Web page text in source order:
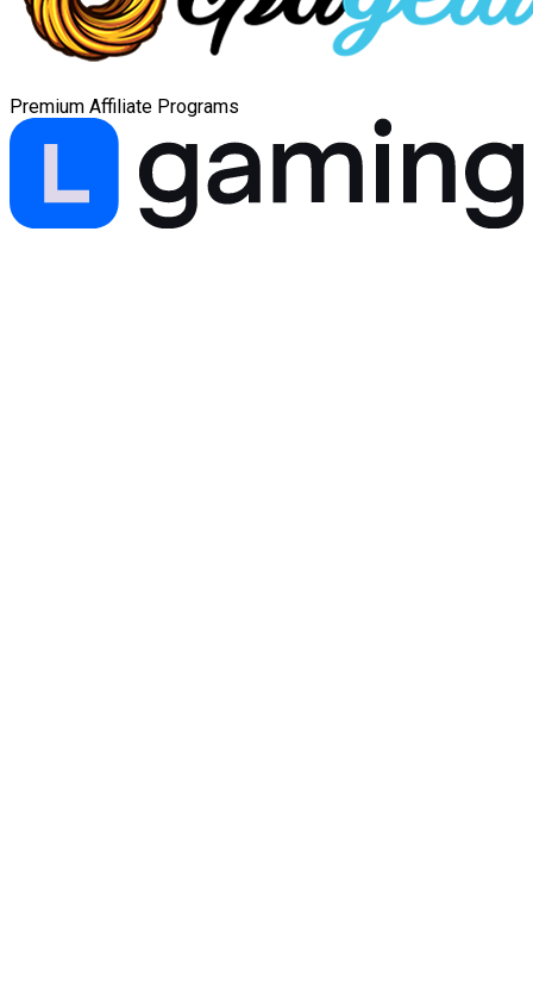
Premium Affiliate Programs